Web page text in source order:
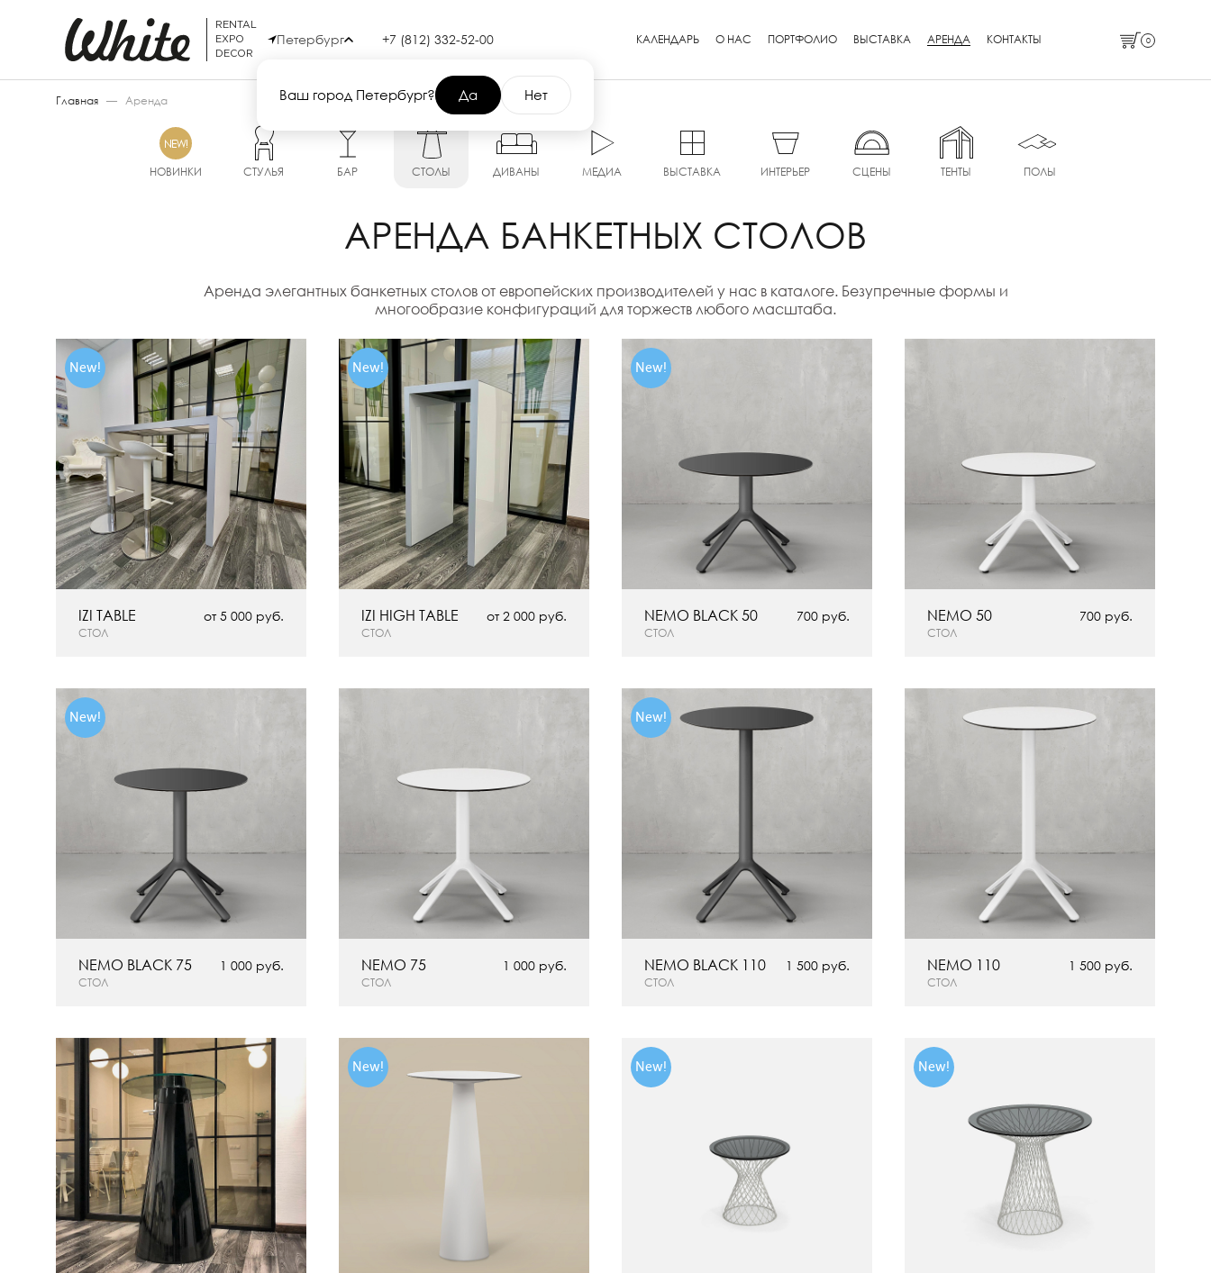
RENTAL
EXPO
DECOR
Петербург
Ваш город Петербург? Да Нет
+7 (812) 332-52-00 КАЛЕНДАРЬ О НАС ПОРТФОЛИО ВЫСТАВКА АРЕНДА КОНТАКТЫ 0
Главная — Аренда
НОВИНКИ СТУЛЬЯ БАР СТОЛЫ ДИВАНЫ МЕДИА ВЫСТАВКА ИНТЕРЬЕР СЦЕНЫ ТЕНТЫ ПОЛЫ
АРЕНДА БАНКЕТНЫХ СТОЛОВ
Аренда элегантных банкетных столов от европейских производителей у нас в каталоге. Безупречные формы и
многообразие конфигураций для торжеств любого масштаба.
New!
от 5 000 руб.
СТОЛ
IZI TABLE
New!
от 2 000 руб.
СТОЛ
IZI HIGH TABLE
New!
700 руб.
СТОЛ
NEMO BLACK 50 700 руб.
СТОЛ
NEMO 50
New!
1 000 руб.
СТОЛ
NEMO BLACK 75 1 000 руб.
СТОЛ
NEMO 75
New!
1 500 руб.
СТОЛ
NEMO BLACK 110 1 500 руб.
СТОЛ
NEMO 110
New! New! New!